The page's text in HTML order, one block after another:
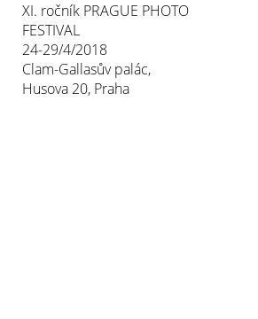
XI. ročník PRAGUE PHOTO
FESTIVAL
24-29/4/2018
Clam-Gallasův palác,
Husova 20, Praha